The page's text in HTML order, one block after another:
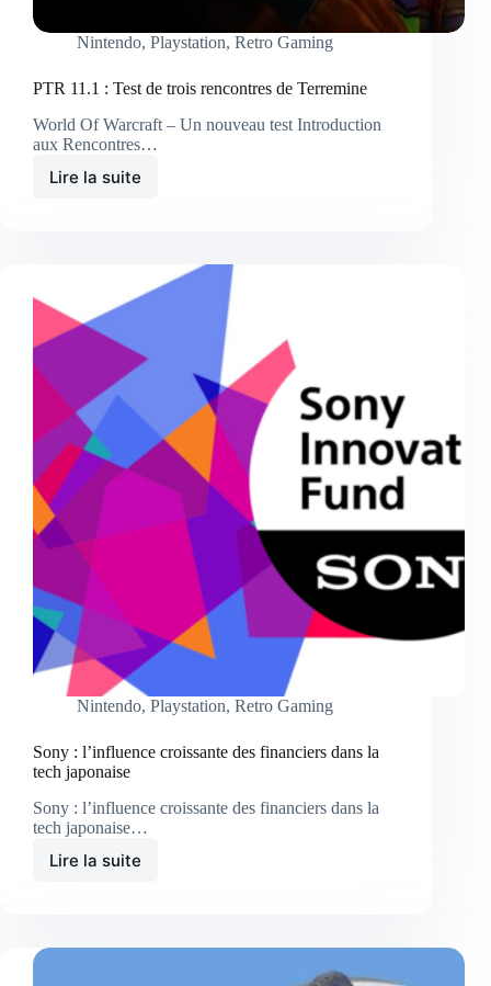
Nintendo, Playstation, Retro Gaming
PTR 11.1 : Test de trois rencontres de Terremine
World Of Warcraft – Un nouveau test Introduction
aux Rencontres…
Lire la suite
Nintendo, Playstation, Retro Gaming
Sony : l’influence croissante des financiers dans la
tech japonaise
Sony : l’influence croissante des financiers dans la
tech japonaise…
Lire la suite